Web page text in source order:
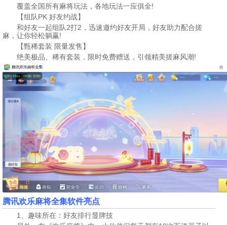
覆盖全国所有麻将玩法，各地玩法一应俱全!
【组队PK 好友约战】
和好友一起组队2打2，迅速邀约好友开局，好友助力配合搓
麻，让你轻松躺赢!
【甄稀套装 限量发售】
绝美极品、稀有套装，限时免费赠送，引领精美搓麻风潮!
腾讯欢乐麻将全集软件亮点
1、趣味所在：好友排行显牌技